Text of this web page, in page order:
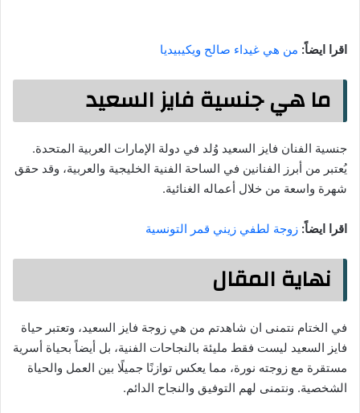
اقرا ايضاً: من هي غيداء صالح ويكيبيديا
ما هي جنسية فايز السعيد
جنسية الفنان فايز السعيد وُلد في دولة الإمارات العربية المتحدة.
يُعتبر من أبرز الفنانين في الساحة الفنية الخليجية والعربية، وقد حقق
شهرة واسعة من خلال أعماله الغنائية.
اقرا ايضاً: زوجة لطفي زيني قمر التونسية
نهاية المقال
في الختام نتمنى ان شاهدتم من هي زوجة فايز السعيد، وتعتبر حياة
فايز السعيد ليست فقط مليئة بالنجاحات الفنية، بل أيضاً بحياة أسرية
مستقرة مع زوجته نورة، مما يعكس توازنًا جميلًا بين العمل والحياة
الشخصية. ونتمنى لهم التوفيق والنجاح الدائم.